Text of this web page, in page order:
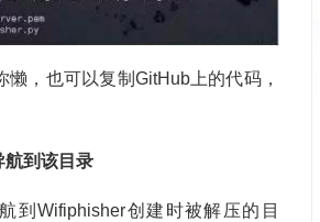
懒，也可以复制GitHub上的代码，
航到该目录
到Wifiphisher创建时被解压的目